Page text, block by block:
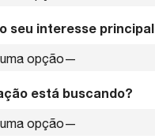
seu interesse principal
está buscando?